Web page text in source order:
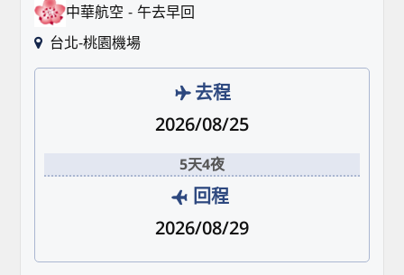
中華航空
午去早回
台北-桃園機場
去程
2026/08/25
5天4夜
回程
2026/08/29